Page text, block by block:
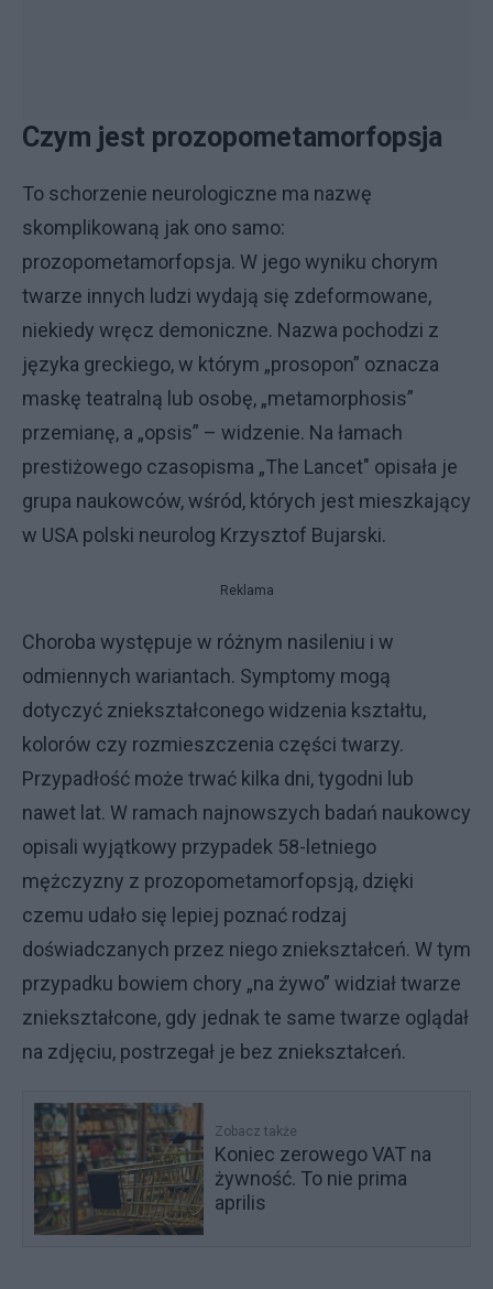
Czym jest prozopometamorfopsja
To schorzenie neurologiczne ma nazwę
skomplikowaną jak ono samo:
prozopometamorfopsja. W jego wyniku chorym
twarze innych ludzi wydają się zdeformowane,
niekiedy wręcz demoniczne. Nazwa pochodzi z
języka greckiego, w którym „prosopon” oznacza
maskę teatralną lub osobę, „metamorphosis”
przemianę, a „opsis” – widzenie. Na łamach
prestiżowego czasopisma „The Lancet" opisała je
grupa naukowców, wśród, których jest mieszkający
w USA polski neurolog Krzysztof Bujarski.
Reklama
Choroba występuje w różnym nasileniu i w
odmiennych wariantach. Symptomy mogą
dotyczyć zniekształconego widzenia kształtu,
kolorów czy rozmieszczenia części twarzy.
Przypadłość może trwać kilka dni, tygodni lub
nawet lat. W ramach najnowszych badań naukowcy
opisali wyjątkowy przypadek 58-letniego
mężczyzny z prozopometamorfopsją, dzięki
czemu udało się lepiej poznać rodzaj
doświadczanych przez niego zniekształceń. W tym
przypadku bowiem chory „na żywo” widział twarze
zniekształcone, gdy jednak te same twarze oglądał
na zdjęciu, postrzegał je bez zniekształceń.
Zobacz także
Koniec zerowego VAT na
żywność. To nie prima
aprilis